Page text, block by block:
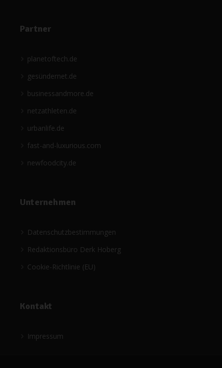
Partner
planetoftech.de
gesündernet.de
businessandmore.de
netzathleten.de
urbanlife.de
fast-and-luxurious.com
newfoodcity.de
Unternehmen
Datenschutzbestimmungen
Redaktionsbüro Derk Hoberg
Cookie-Richtlinie (EU)
Kontakt
Impressum